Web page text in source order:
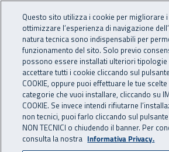
INAIL - Istituto
Navigazione
Navigazione - Ti trovi in:
Home Inail comunica Scadenze
Dr Veneto: bando
Questo sito utilizza i cookie per migliorare
ottimizzare l’esperienza di navigazione
natura tecnica sono indispensabili per
funzionamento del sito. Solo previo
possono essere installati ulteriori tipologie
accettare tutti i cookie cliccando sul pulsante
COOKIE, oppure puoi effettuare le tue
categorie che vuoi installare, cliccando su
COOKIE. Se invece intendi rifiutarne
non tecnici, puoi farlo cliccando sul pulsante
NON TECNICI o chiudendo il banner. Per
consulta la nostra Informativa Privacy.